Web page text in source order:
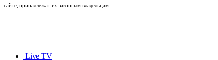
сайте, принадлежат их законным владельцам.
Live TV